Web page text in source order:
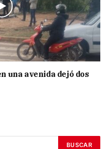
una avenida dejó dos